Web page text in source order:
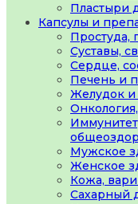
Пластыри
Капсулы и
Простуда,
Суставы,
Сердце,
Печень и
Желудок
Мужское
Женское
Кожа,
Сахарный